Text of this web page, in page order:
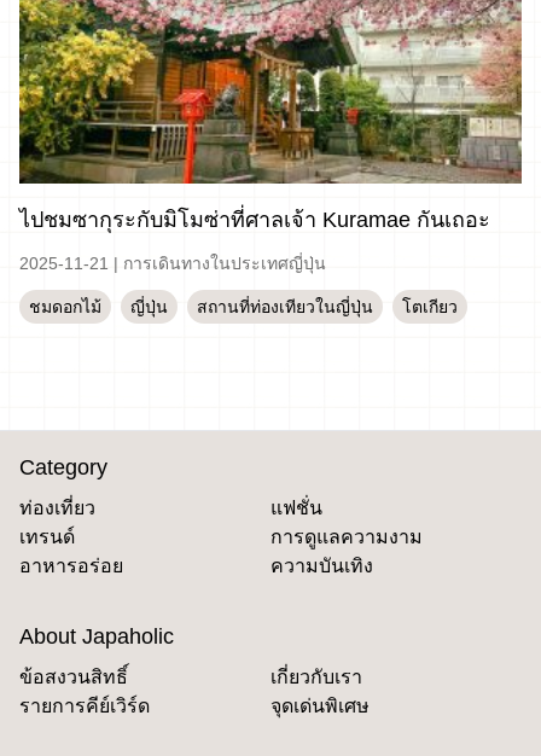
ไปชมซากุระกับมิโมซ่าที่ศาลเจ้า Kuramae กันเถอะ
2025-11-21 | การเดินทางในประเทศญี่ปุ่น
ชมดอกไม้ ญี่ปุ่น สถานที่ท่องเทียวในญี่ปุ่น โตเกียว
Category
ท่องเที่ยว
แฟชั่น
เทรนด์
การดูแลความงาม
อาหารอร่อย
ความบันเทิง
About Japaholic
ข้อสงวนสิทธิ์
เกี่ยวกับเรา
รายการคีย์เวิร์ด
จุดเด่นพิเศษ